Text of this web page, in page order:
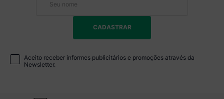
CADASTRAR
Aceito receber informes publicitários e promoções através da
Newsletter.